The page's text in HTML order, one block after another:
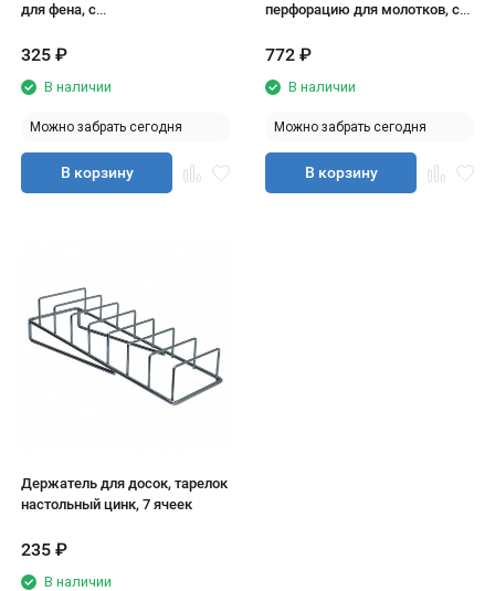
для фена, с
325 ₽
В наличии
Можно забрать сегодня
В корзину
перфорацию для молотков, с
772 ₽
В наличии
Можно забрать сегодня
В корзину
Держатель для досок, тарелок
настольный цинк, 7 ячеек
235 ₽
В наличии